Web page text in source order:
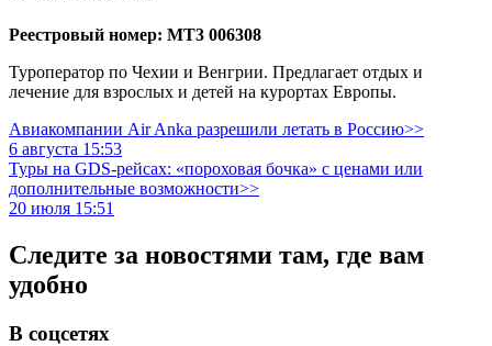
Реестровый номер: МТ3 006308
Туроператор по Чехии и Венгрии. Предлагает отдых и
лечение для взрослых и детей на курортах Европы.
Авиакомпании Air Anka разрешили летать в Россию>>
6 августа 15:53
Туры на GDS-рейсах: «пороховая бочка» с ценами или
дополнительные возможности>>
20 июля 15:51
Следите за новостями там, где вам
удобно
В соцсетях